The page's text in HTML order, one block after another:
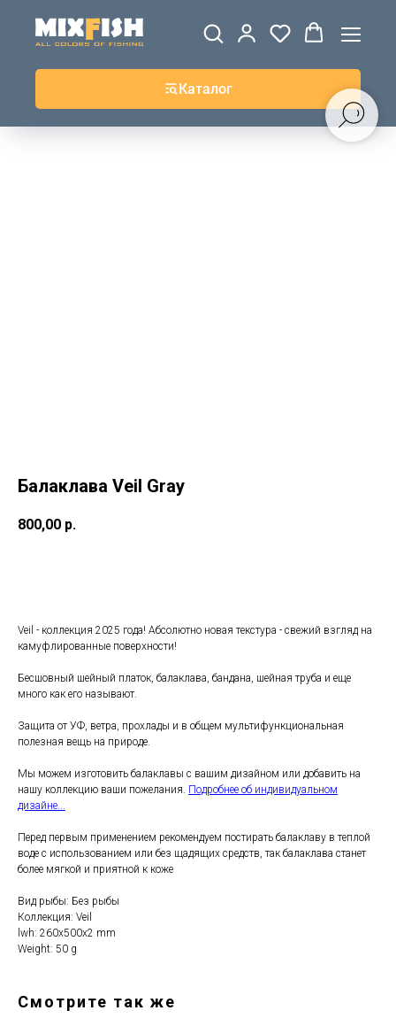
Каталог
ШАПКИ
ДЖЕРСИ
ВЕТРОВКИ И
ТОЛСТОВКИ
ЖИЛЕТКИ
Балаклава Veil Gray
800,00 р.
Veil - коллекция 2025 года! Абсолютно новая текстура - свежий взгляд на
камуфлированные поверхности!
Бесшовный шейный платок, балаклава, бандана, шейная труба и еще
много как его называют.
Защита от УФ, ветра, прохлады и в общем мультифункциональная
полезная вещь на природе.
Мы можем изготовить балаклавы с вашим дизайном или добавить на
нашу коллекцию ваши пожелания. Подробнее об индивидуальном
дизайне...
Перед первым применением рекомендуем постирать балаклаву в теплой
воде с использованием или без щадящих средств, так балаклава станет
более мягкой и приятной к коже
Вид рыбы: Без рыбы
Коллекция: Veil
lwh: 260x500x2 mm
Weight: 50 g
Смотрите так же